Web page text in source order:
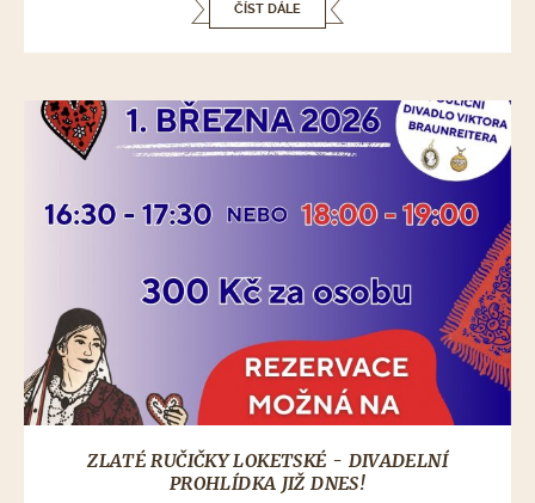
ČÍST DÁLE
ZLATÉ RUČIČKY LOKETSKÉ - DIVADELNÍ
PROHLÍDKA JIŽ DNES!